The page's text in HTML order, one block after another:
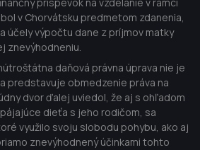
príspevok na vzdelanie v rámci
v Chorvátsku predmetom zdanenia,
účely výpočtu dane z príjmov matky
znevýhodneniu.
daňová právna úprava nie je
predstavuje obmedzenie práva na
dvor ďalej uviedol, že aj s ohľadom
dieťa s jeho rodičom, sa
využilo svoju slobodu pohybu, ako aj
znevýhodnený účinkami tohto